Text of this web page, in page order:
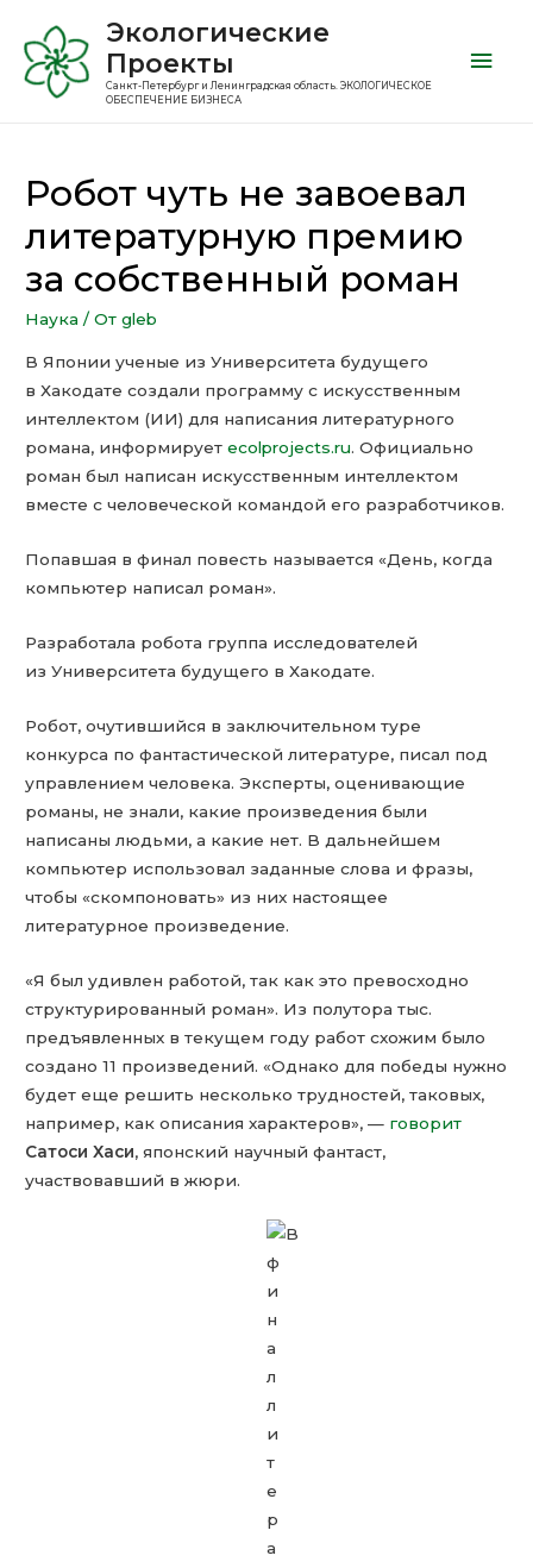
Экологические
Проекты
Санкт-Петербург и Ленинградская область. ЭКОЛОГИЧЕСКОЕ
ОБЕСПЕЧЕНИЕ БИЗНЕСА
Робот чуть не завоевал
литературную премию
за собственный роман
Наука / От gleb
В Японии ученые из Университета будущего
в Хакодате создали программу с искусственным
интеллектом (ИИ) для написания литературного
романа, информируетecolprojects.ru. Официально
роман был написан искусственным интеллектом
вместе с человеческой командой его разработчиков.
Попавшая в финал повесть называется «День, когда
компьютер написал роман».
Разработала робота группа исследователей
из Университета будущего в Хакодате.
Робот, очутившийся в заключительном туре
конкурса по фантастической литературе, писал под
управлением человека. Эксперты, оценивающие
романы, не знали, какие произведения были
написаны людьми, а какие нет. В дальнейшем
компьютер использовал заданные слова и фразы,
чтобы «скомпоновать» из них настоящее
литературное произведение.
«Я был удивлен работой, так как это превосходно
структурированный роман». Из полутора тыс.
предъявленных в текущем году работ схожим было
создано 11 произведений. «Однако для победы нужно
будет еще решить несколько трудностей, таковых,
например, как описания характеров», — говорит
Сатоси Хаси, японский научный фантаст,
участвовавший в жюри.